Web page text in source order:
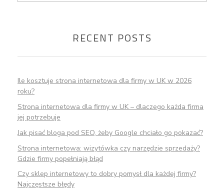
RECENT POSTS
Ile kosztuje strona internetowa dla firmy w UK w 2026
roku?
Strona internetowa dla firmy w UK – dlaczego każda firma
jej potrzebuje
Jak pisać bloga pod SEO, żeby Google chciało go pokazać?
Strona internetowa: wizytówka czy narzędzie sprzedaży?
Gdzie firmy popełniają błąd
Czy sklep internetowy to dobry pomysł dla każdej firmy?
Najczęstsze błędy